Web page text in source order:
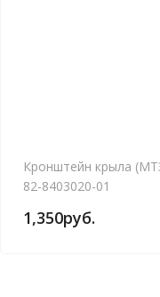
Кронштейн крыла
82-8403020-01
1,350руб.